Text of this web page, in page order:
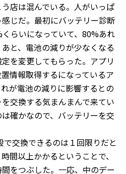
店は混んでいる。人がいっぱ
じだ。最初にバッテリー診断
らいになっていて、80%あれ
と、電池の減りが少なくなる
を変更してもらった。アプリ
情報取得するになっているア
が電池の減りに影響するとの
交換する気まんまんで来てい
確かなので、バッテリーを交
交換できるのは１回限りだと
間以上かかるということで、
をつぶした。一応、中のデー